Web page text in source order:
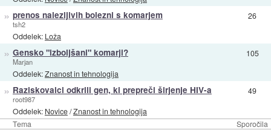
Tema Sporočila
» prenos nalezljivih bolezni s komarjem
tsh2
Oddelek: Loža
26
» Gensko "izboljšani" komarji?
Marjan
Oddelek:Znanost in tehnologija
105
» Raziskovalci odkrili gen, ki prepreči širjenje HIV-a
root987
Oddelek: Novice/Znanost in tehnologija
49